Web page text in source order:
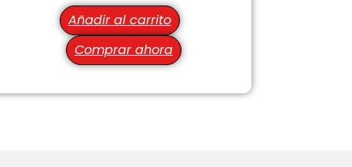
Añadir al carrito
Comprar ahora